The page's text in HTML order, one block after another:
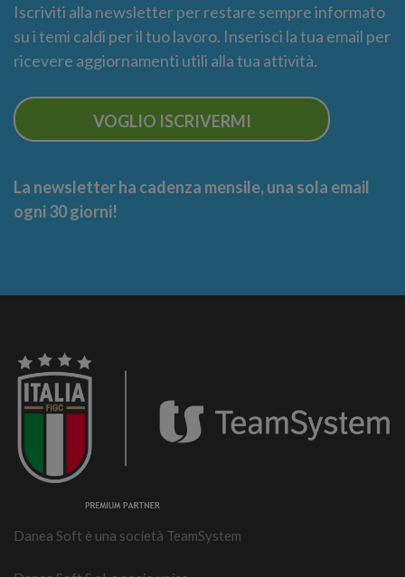
Iscriviti alla newsletter per restare sempre informato
su i temi caldi per il tuo lavoro. Inserisci la tua email per
ricevere aggiornamenti utili alla tua attività.
VOGLIO ISCRIVERMI
La newsletter ha cadenza mensile, una sola email
ogni 30 giorni!
Danea Soft è una società TeamSystem